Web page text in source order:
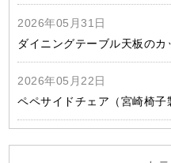
2026年05月31日
ダイニングテーブル天板のカ
2026年05月22日
ペペサイドチェア（宮崎椅子